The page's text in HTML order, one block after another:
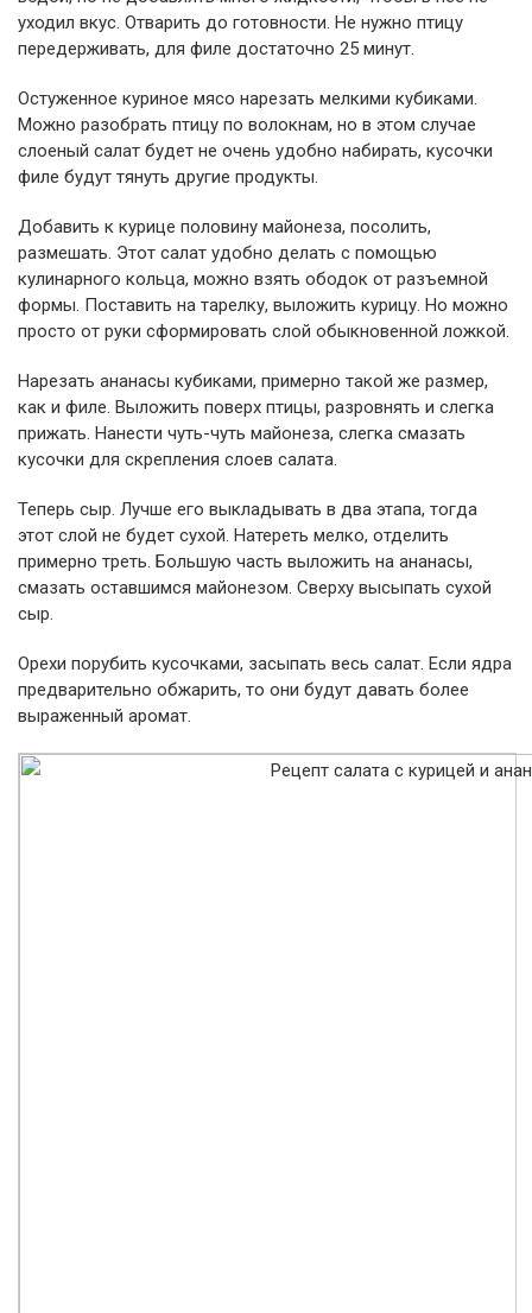
уходил вкус. Отварить до готовности. Не нужно птицу
передерживать, для филе достаточно 25 минут.
Остуженное куриное мясо нарезать мелкими кубиками.
Можно разобрать птицу по волокнам, но в этом случае
слоеный салат будет не очень удобно набирать, кусочки
филе будут тянуть другие продукты.
Добавить к курице половину майонеза, посолить,
размешать. Этот салат удобно делать с помощью
кулинарного кольца, можно взять ободок от разъемной
формы. Поставить на тарелку, выложить курицу. Но можно
просто от руки сформировать слой обыкновенной ложкой.
Нарезать ананасы кубиками, примерно такой же размер,
как и филе. Выложить поверх птицы, разровнять и слегка
прижать. Нанести чуть-чуть майонеза, слегка смазать
кусочки для скрепления слоев салата.
Теперь сыр. Лучше его выкладывать в два этапа, тогда
этот слой не будет сухой. Натереть мелко, отделить
примерно треть. Большую часть выложить на ананасы,
смазать оставшимся майонезом. Сверху высыпать сухой
сыр.
Орехи порубить кусочками, засыпать весь салат. Если ядра
предварительно обжарить, то они будут давать более
выраженный аромат.